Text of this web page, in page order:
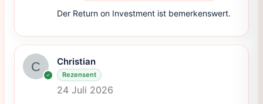
Der Return on Investment ist bemerkenswert.
Christian
Rezensent
24 Juli 2026